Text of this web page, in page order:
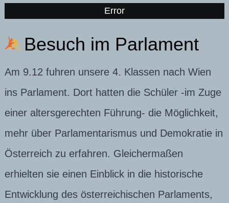
Error
Besuch im Parlament
Am 9.12 fuhren unsere 4. Klassen nach Wien
ins Parlament. Dort hatten die Schüler -im Zuge
einer altersgerechten Führung- die Möglichkeit,
mehr über Parlamentarismus und Demokratie in
Österreich zu erfahren. Gleichermaßen
erhielten sie einen Einblick in die historische
Entwicklung des österreichischen Parlaments,